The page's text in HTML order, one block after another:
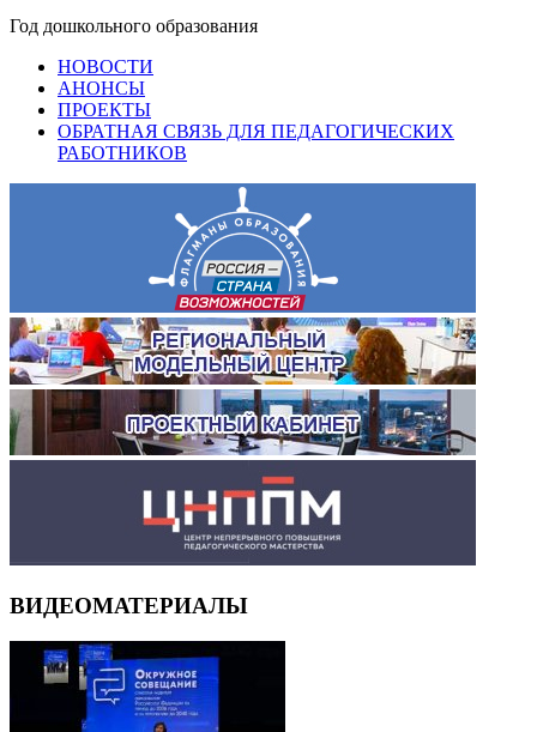
Год дошкольного образования
НОВОСТИ
АНОНСЫ
ПРОЕКТЫ
ОБРАТНАЯ СВЯЗЬ ДЛЯ ПЕДАГОГИЧЕСКИХ
РАБОТНИКОВ
ВИДЕОМАТЕРИАЛЫ